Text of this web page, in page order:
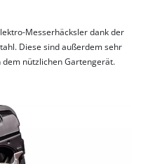
Messerhäcksler dank der
Diese sind außerdem sehr
nützlichen Gartengerät.